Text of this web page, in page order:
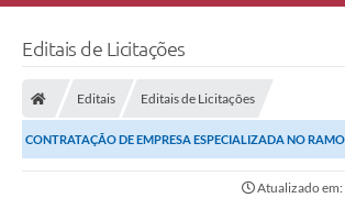
Editais de Licitações
Editais Editais de Licitações
CONTRATAÇÃO DE EMPRESA ESPECIALIZADA NO
Atualizado